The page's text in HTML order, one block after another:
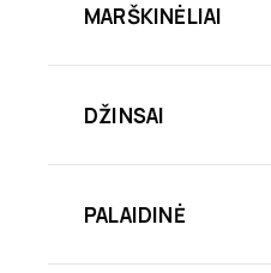
MARŠKINĖLIAI
DŽINSAI
PALAIDINĖ